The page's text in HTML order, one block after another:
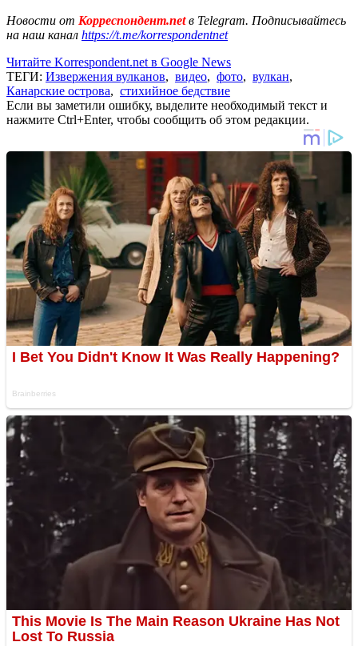
Новости от Корреспондент.netв Telegram. Подписывайтесь
на наш канал https://t.me/korrespondentnet
Читайте Korrespondent.net в Google News
ТЕГИ: Извержения вулканов, видео, фото, вулкан,
Канарские острова, стихийное бедствие
Если вы заметили ошибку, выделите необходимый текст и
нажмите Ctrl+Enter, чтобы сообщить об этом редакции.